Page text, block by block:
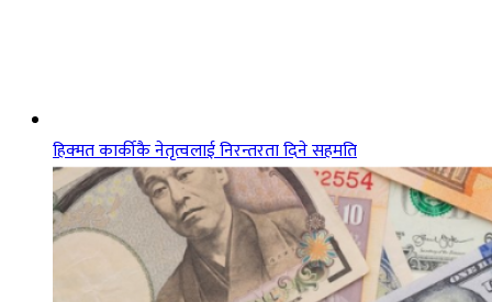
हिक्मत कार्कीकै नेतृत्वलाई निरन्तरता दिने सहमति